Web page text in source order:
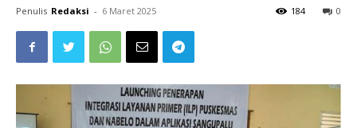
Penulis Redaksi - 6 Maret 2025 0
184